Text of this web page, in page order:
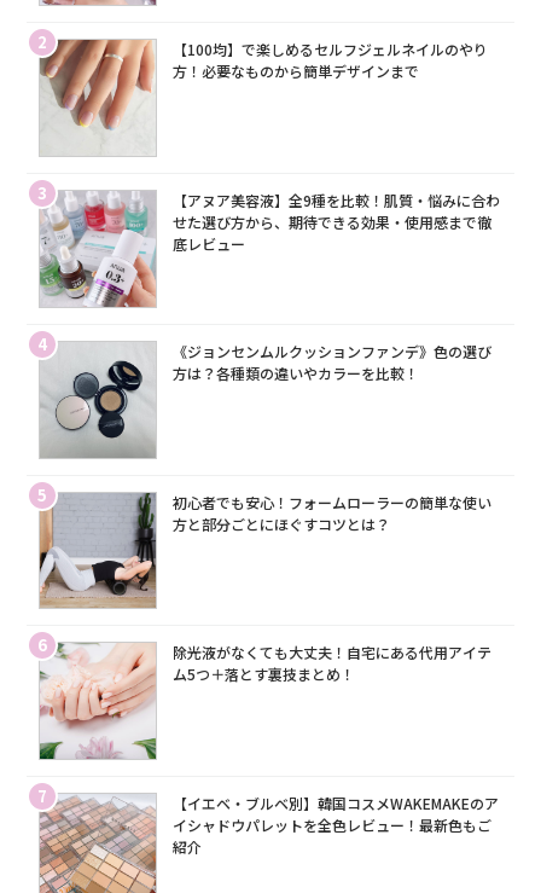
2
【100均】で楽しめるセルフジェルネイルのやり
方！必要なものから簡単デザインまで
3
【アヌア美容液】全9種を比較！肌質・悩みに合わ
せた選び方から、期待できる効果・使用感まで徹
底レビュー
4
《ジョンセンムルクッションファンデ》色の選び
方は？各種類の違いやカラーを比較！
5
初心者でも安心！フォームローラーの簡単な使い
方と部分ごとにほぐすコツとは？
6
除光液がなくても大丈夫！自宅にある代用アイテ
ム5つ＋落とす裏技まとめ！
7
【イエベ・ブルベ別】韓国コスメWAKEMAKEのア
イシャドウパレットを全色レビュー！最新色もご
紹介